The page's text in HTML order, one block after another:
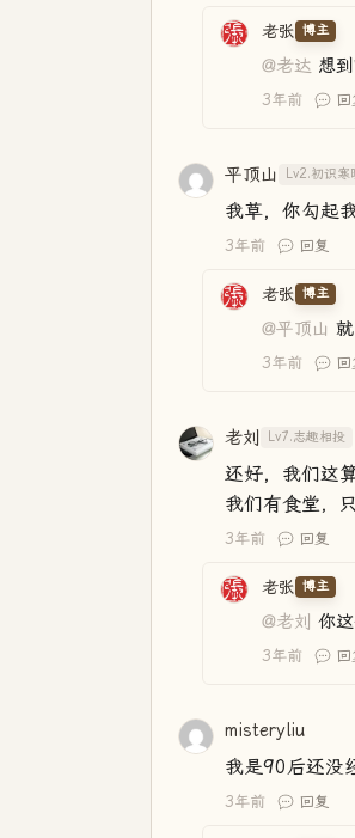
老张 博主
@老达 想
3年前 回
平顶山 Lv2.初识寒
我草，你勾起
3年前 回复
老张 博主
@平顶山
3年前 回
老刘 Lv7.志趣相投
还好，我们这
我们有食堂，
3年前 回复
老张 博主
@老刘 你
3年前 回
misteryliu
我是90后还没
3年前 回复